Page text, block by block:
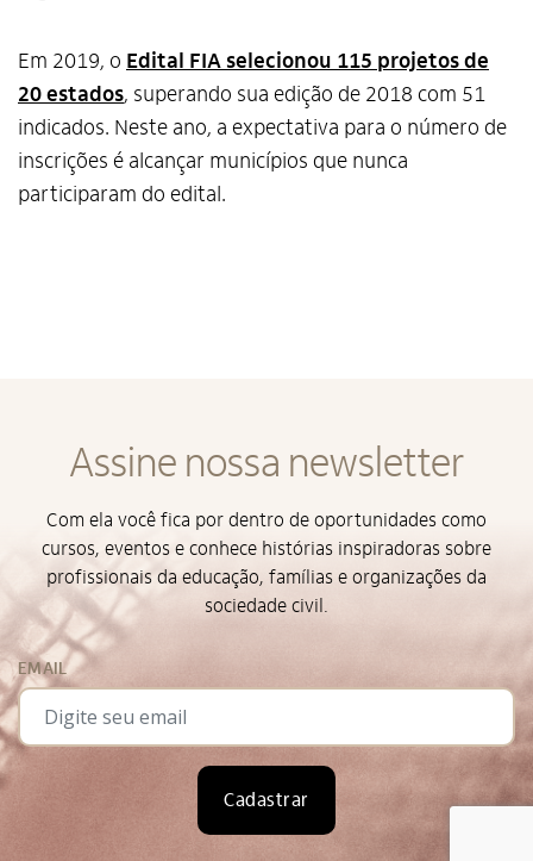
Alto Contraste
Privacidade
Em 2019, o Edital FIA selecionou 115 projetos de
20 estados, superando sua edição de 2018 com 51
indicados. Neste ano, a expectativa para o número de
inscrições é alcançar municípios que nunca
participaram do edital.
Assine nossa newsletter
Com ela você fica por dentro de oportunidades como
cursos, eventos e conhece histórias inspiradoras sobre
profissionais da educação, famílias e organizações da
sociedade civil.
EMAIL
Cadastrar